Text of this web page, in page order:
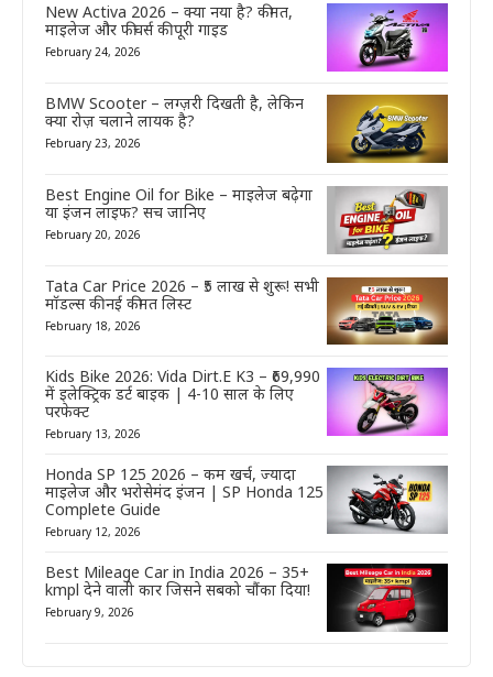
New Activa 2026 – क्या नया है? कीमत,
माइलेज और फीचर्स की पूरी गाइड
February 24, 2026
BMW Scooter – लग्ज़री दिखती है, लेकिन
क्या रोज़ चलाने लायक है?
February 23, 2026
Best Engine Oil for Bike – माइलेज बढ़ेगा
या इंजन लाइफ? सच जानिए
February 20, 2026
Tata Car Price 2026 – ₹5 लाख से शुरू! सभी
मॉडल्स की नई कीमत लिस्ट
February 18, 2026
Kids Bike 2026: Vida Dirt.E K3 – ₹69,990
में इलेक्ट्रिक डर्ट बाइक | 4-10 साल के लिए
परफेक्ट
February 13, 2026
Honda SP 125 2026 – कम खर्च, ज्यादा
माइलेज और भरोसेमंद इंजन | SP Honda 125
Complete Guide
February 12, 2026
Best Mileage Car in India 2026 – 35+
kmpl देने वाली कार जिसने सबको चौंका दिया!
February 9, 2026